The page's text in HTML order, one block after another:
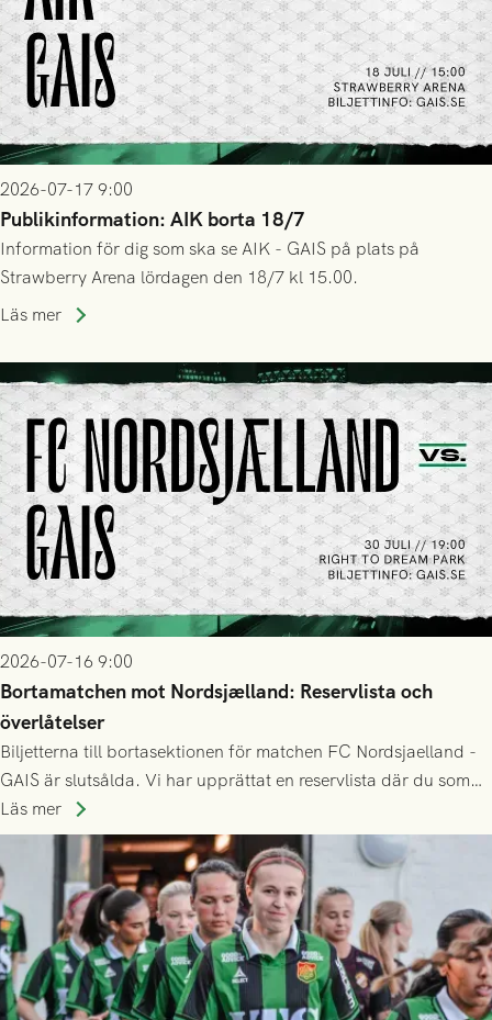
2026-07-17 9:00
Publikinformation: AIK borta 18/7
Information för dig som ska se AIK - GAIS på plats på
Strawberry Arena lördagen den 18/7 kl 15.00.
Läs mer
2026-07-16 9:00
Bortamatchen mot Nordsjælland: Reservlista och
överlåtelser
Biljetterna till bortasektionen för matchen FC Nordsjaelland -
GAIS är slutsålda. Vi har upprättat en reservlista där du som
ännu inte har någon biljett kan anmäla ditt intresse. Du kan
inte själv överlåta din biljett till någon annan.
Läs mer